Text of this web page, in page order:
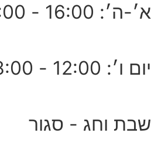
א׳-ה׳: 16:00 - 8:00
יום ו׳: 12:00 - 8:00
שבת וחג - סגור